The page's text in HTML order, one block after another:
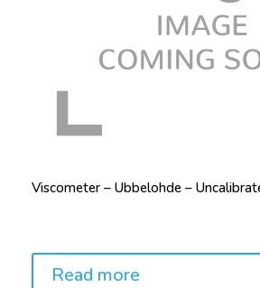
Viscometer – Ubbelohde –
Read more